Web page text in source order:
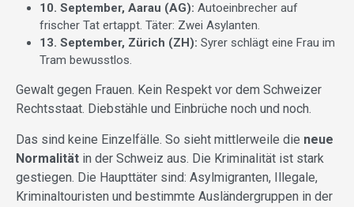
10. September, Aarau (AG): Autoeinbrecher auf
frischer Tat ertappt. Täter: Zwei Asylanten.
13. September, Zürich (ZH): Syrer schlägt eine Frau im
Tram bewusstlos.
Gewalt gegen Frauen. Kein Respekt vor dem Schweizer
Rechtsstaat. Diebstähle und Einbrüche noch und noch.
Das sind keine Einzelfälle. So sieht mittlerweile die neue
Normalität in der Schweiz aus. Die Kriminalität ist stark
gestiegen. Die Haupttäter sind: Asylmigranten, Illegale,
Kriminaltouristen und bestimmte Ausländergruppen in der